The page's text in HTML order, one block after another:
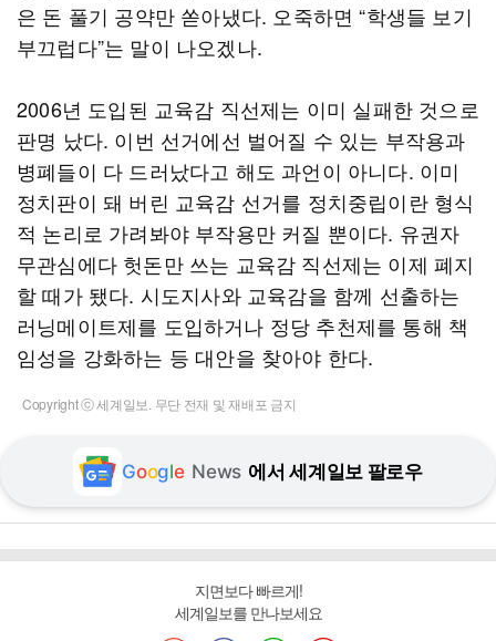
은 돈 풀기 공약만 쏟아냈다. 오죽하면 “학생들 보기
부끄럽다”는 말이 나오겠나.
2006년 도입된 교육감 직선제는 이미 실패한 것으로
판명 났다. 이번 선거에선 벌어질 수 있는 부작용과
병폐들이 다 드러났다고 해도 과언이 아니다. 이미
정치판이 돼 버린 교육감 선거를 정치중립이란 형식
적 논리로 가려봐야 부작용만 커질 뿐이다. 유권자
무관심에다 헛돈만 쓰는 교육감 직선제는 이제 폐지
할 때가 됐다. 시도지사와 교육감을 함께 선출하는
러닝메이트제를 도입하거나 정당 추천제를 통해 책
임성을 강화하는 등 대안을 찾아야 한다.
Copyright ⓒ 세계일보. 무단 전재 및 재배포 금지
Google News 에서 세계일보 팔로우
지면보다 빠르게!
세계일보를 만나보세요